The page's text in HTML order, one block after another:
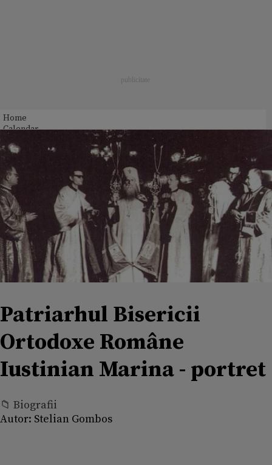
Home
Calendar
Patriarhul Bisericii
Ortodoxe Române
Iustinian Marina - portret
📁 Biografii
Autor: Stelian Gombos